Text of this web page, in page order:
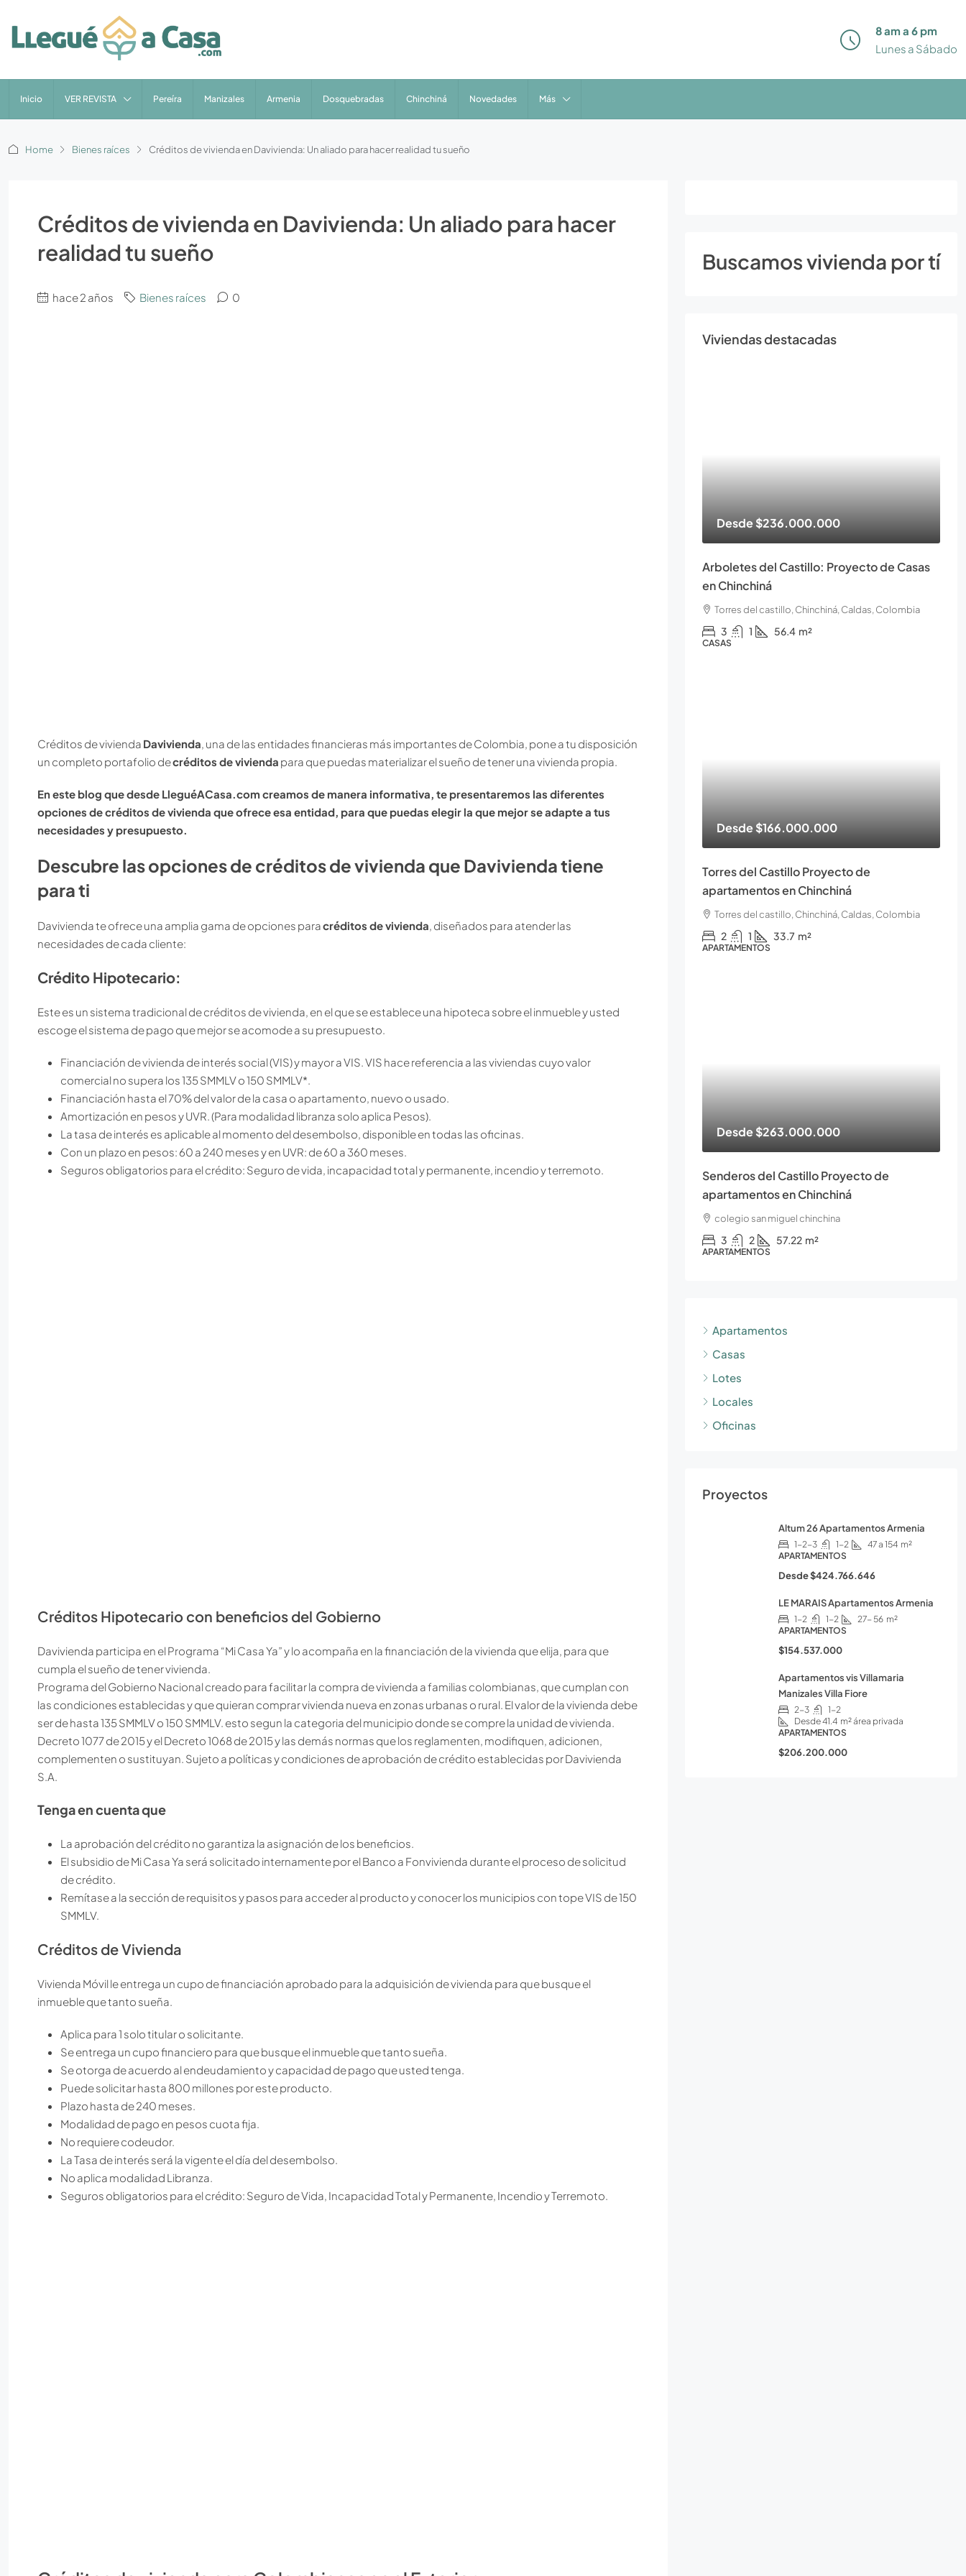
8 am a 6 pm
Lunes a Sábado
Inicio VER REVISTA Pereíra Manizales Armenia Dosquebradas Chinchiná Novedades Más
Home Bienes raíces Créditos de vivienda en Davivienda: Un aliado para hacer realidad tu sueño
Créditos de vivienda en Davivienda: Un aliado para hacer
realidad tu sueño
hace 2 años Bienes raíces 0
Créditos de vivienda Davivienda , una de las entidades financieras más importantes de Colombia, pone a tu disposición
un completo portafolio decréditos de vivienda para que puedas materializar el sueño de tener una vivienda propia.
En este blog que desde LleguéACasa.com creamos de manera informativa, te presentaremos las diferentes
opciones de créditos de vivienda que ofrece esa entidad, para que puedas elegir la que mejor se adapte a tus
necesidades y presupuesto.
Descubre las opciones de créditos de vivienda que Davivienda tiene
para ti
Davivienda te ofrece una amplia gama de opciones paracréditos de vivienda , diseñados para atender las
necesidades de cada cliente:
Crédito Hipotecario:
Este es un sistema tradicional de créditos de vivienda, en el que se establece una hipoteca sobre el inmueble y usted
escoge el sistema de pago que mejor se acomode a su presupuesto.
Financiación de vivienda de interés social (VIS) y mayor a VIS. VIS hace referencia a las viviendas cuyo valor
comercial no supera los 135 SMMLV o 150 SMMLV*.
Financiación hasta el 70% del valor de la casa o apartamento, nuevo o usado.
Amortización en pesos y UVR. (Para modalidad libranza solo aplica Pesos).
La tasa de interés es aplicable al momento del desembolso, disponible en todas las oficinas.
Con un plazo en pesos: 60 a 240 meses y en UVR: de 60 a 360 meses.
Seguros obligatorios para el crédito: Seguro de vida, incapacidad total y permanente, incendio y terremoto.
Créditos Hipotecario con beneficios del Gobierno
Davivienda participa en el Programa “Mi Casa Ya” y lo acompaña en la financiación de la vivienda que elija, para que
cumpla el sueño de tener vivienda.
Programa del Gobierno Nacional creado para facilitar la compra de vivienda a familias colombianas, que cumplan con
las condiciones establecidas y que quieran comprar vivienda nueva en zonas urbanas o rural. El valor de la vivienda debe
ser de hasta 135 SMMLV o 150 SMMLV. esto segun la categoria del municipio donde se compre la unidad de vivienda.
Decreto 1077 de 2015 y el Decreto 1068 de 2015 y las demás normas que los reglamenten, modifiquen, adicionen,
complementen o sustituyan. Sujeto a políticas y condiciones de aprobación de crédito establecidas por Davivienda
S.A.
Tenga en cuenta que
La aprobación del crédito no garantiza la asignación de los beneficios.
El subsidio de Mi Casa Ya será solicitado internamente por el Banco a Fonvivienda durante el proceso de solicitud
de crédito.
Remítase a la sección de requisitos y pasos para acceder al producto y conocer los municipios con tope VIS de 150
SMMLV.
Créditos de Vivienda
Vivienda Móvil le entrega un cupo de financiación aprobado para la adquisición de vivienda para que busque el
inmueble que tanto sueña.
Aplica para 1 solo titular o solicitante.
Se entrega un cupo financiero para que busque el inmueble que tanto sueña.
Se otorga de acuerdo al endeudamiento y capacidad de pago que usted tenga.
Puede solicitar hasta 800 millones por este producto.
Plazo hasta de 240 meses.
Modalidad de pago en pesos cuota fija.
No requiere codeudor.
La Tasa de interés será la vigente el día del desembolso.
No aplica modalidad Libranza.
Seguros obligatorios para el crédito: Seguro de Vida, Incapacidad Total y Permanente, Incendio y Terremoto.
Buscamos vivienda por tí
Viviendas destacadas
Desde$236.000.000
Arboletes del Castillo: Proyecto de Casas
en Chinchiná
Torres del castillo, Chinchiná, Caldas, Colombia
3 1 56.4 m²
CASAS
Desde$166.000.000
Torres del Castillo Proyecto de
apartamentos en Chinchiná
Torres del castillo, Chinchiná, Caldas, Colombia
2 1 33.7 m²
APARTAMENTOS
Desde$263.000.000
Senderos del Castillo Proyecto de
apartamentos en Chinchiná
colegio san miguel chinchina
3 2 57.22 m²
APARTAMENTOS
Apartamentos
Casas
Lotes
Locales
Oficinas
Proyectos
Altum 26 Apartamentos Armenia
1-2-3 1-2 47 a 154 m²
APARTAMENTOS
Desde$424.766.646
LE MARAIS Apartamentos Armenia
1-2 1-2 27- 56 m²
APARTAMENTOS
$154.537.000
Apartamentos vis Villamaria
Manizales Villa Fiore
2-3
1-2
Desde 41.4 m² área privada
APARTAMENTOS
$206.200.000